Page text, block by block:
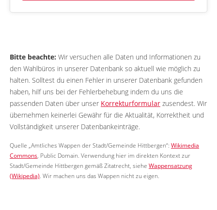
Bitte beachte: Wir versuchen alle Daten und Informationen zu
den Wahlbüros in unserer Datenbank so aktuell wie möglich zu
halten. Solltest du einen Fehler in unserer Datenbank gefunden
haben, hilf uns bei der Fehlerbehebung indem du uns die
passenden Daten über unser Korrekturformular zusendest. Wir
übernehmen keinerlei Gewähr für die Aktualität, Korrektheit und
Vollständigkeit unserer Datenbankeinträge.
Quelle „Amtliches Wappen der Stadt/Gemeinde Hittbergen“: Wikimedia
Commons, Public Domain. Verwendung hier im direkten Kontext zur
Stadt/Gemeinde Hittbergen gemäß Zitatrecht, siehe Wappensatzung
(Wikipedia). Wir machen uns das Wappen nicht zu eigen.